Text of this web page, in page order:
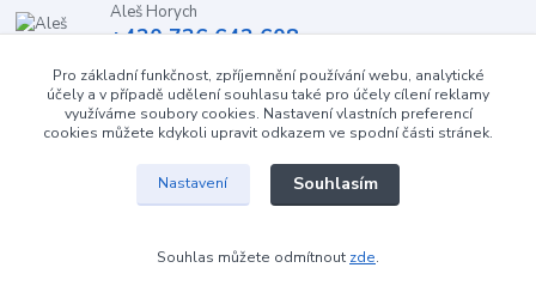
Aleš Horych
+420 736 642 608
obchod-naprutu@seznam.cz
Pro základní funkčnost, zpříjemnění používání webu, analytické
účely a v případě udělení souhlasu také pro účely cílení reklamy
využíváme soubory cookies. Nastavení vlastních preferencí
cookies můžete kdykoli upravit odkazem ve spodní části stránek.
Nastavení Souhlasím
Souhlas můžete odmítnout zde.